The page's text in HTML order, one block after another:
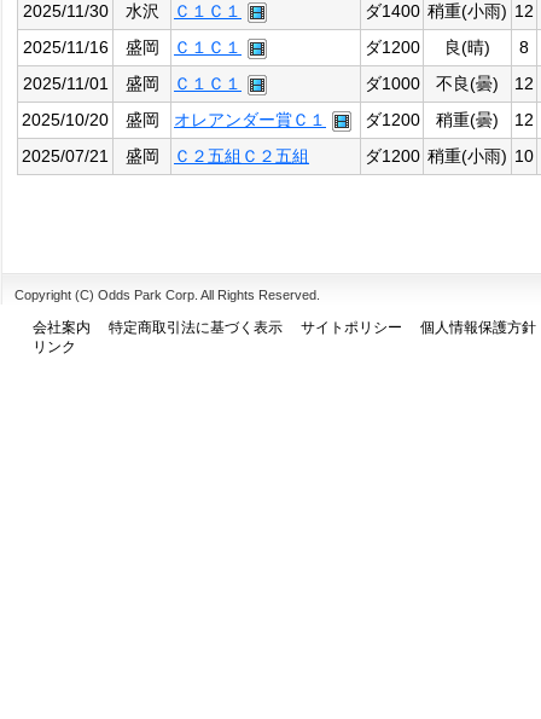
2025/11/30
水沢 Ｃ１Ｃ１ ダ1400 稍重(小雨) 12
2025/11/16
盛岡 Ｃ１Ｃ１ ダ1200 良(晴)
8
2025/11/01
盛岡 Ｃ１Ｃ１ ダ1000 不良(曇)
12
2025/10/20
盛岡 オレアンダー賞Ｃ１ ダ1200 稍重(曇)
12
2025/07/21
盛岡 Ｃ２五組Ｃ２五組 ダ1200 稍重(小雨) 10
Copyright (C) Odds Park Corp. All Rights Reserved.
会社案内 特定商取引法に基づく表示 サイトポリシー
個人情報保護方針
リンク